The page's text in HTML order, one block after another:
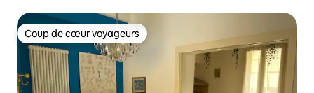
Coup de cœur voyageurs
Coup de cœur voyageurs